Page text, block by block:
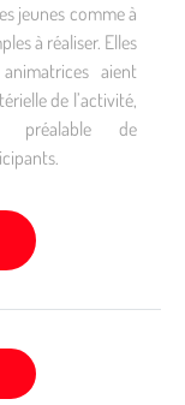
jeunes comme à
à réaliser. Elles
aient
de l’activité,
préalable de